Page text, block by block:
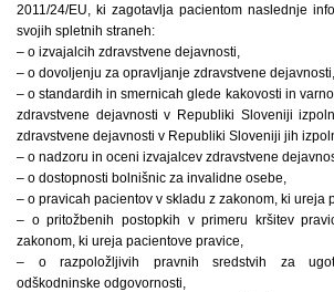
2011/24/EU, ki zagotavlja pacientom naslednje
svojih spletnih straneh:
– o izvajalcih zdravstvene dejavnosti,
– o dovoljenju za opravljanje zdravstvene dejavnosti,
– o standardih in smernicah glede kakovosti in
zdravstvene dejavnosti v Republiki Sloveniji
zdravstvene dejavnosti v Republiki Sloveniji jih
– o nadzoru in oceni izvajalcev zdravstvene
– o dostopnosti bolnišnic za invalidne osebe,
– o pravicah pacientov v skladu z zakonom, ki ureja
– o pritožbenih postopkih v primeru kršitev
zakonom, ki ureja pacientove pravice,
– o razpoložljivih pravnih sredstvih za
odškodninske odgovornosti,